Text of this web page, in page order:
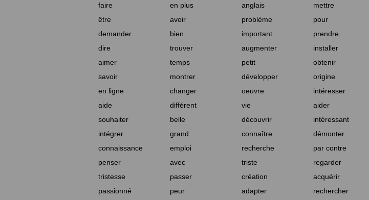
faire en plus anglais mettre
être
avoir problème pour
demander
bien important prendre
dire
trouver augmenter installer
aimer
temps petit obtenir
savoir
montrer développer origine
en ligne
changer oeuvre intéresser
aide
différent vie aider
souhaiter
belle découvrir intéressant
intégrer
grand connaître démonter
connaissance
emploi recherche par contre
penser
avec triste regarder
tristesse
passer création acquérir
passionné
peur adapter rechercher